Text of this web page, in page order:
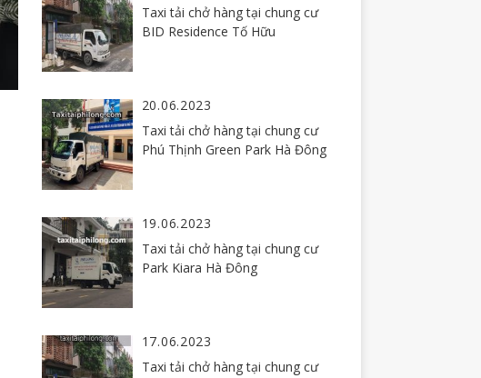
Taxi tải chở hàng tại chung cư
BID Residence Tố Hữu
20.06.2023
Taxi tải chở hàng tại chung cư
Phú Thịnh Green Park Hà Đông
19.06.2023
Taxi tải chở hàng tại chung cư
Park Kiara Hà Đông
17.06.2023
Taxi tải chở hàng tại chung cư